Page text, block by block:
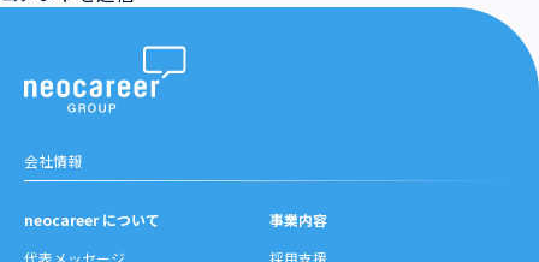
会社情報
neocareer について
代表メッセージ
事業内容
採用支援